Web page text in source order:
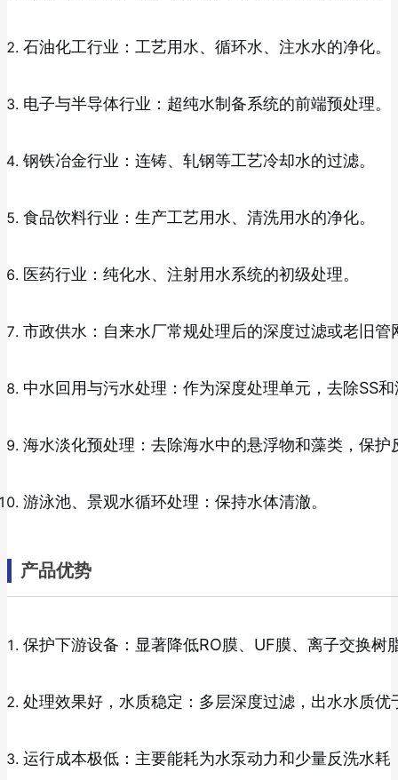
石油化工行业：工艺用水、循环水、注水水的净化。
电子与半导体行业：超纯水制备系统的前端预处理。
钢铁冶金行业：连铸、轧钢等工艺冷却水的过滤。
食品饮料行业：生产工艺用水、清洗用水的净化。
医药行业：纯化水、注射用水系统的初级处理。
市政供水：自来水厂常规处理后的深度过滤或老旧管
中水回用与污水处理：作为深度处理单元，去除SS
海水淡化预处理：去除海水中的悬浮物和藻类，保护
游泳池、景观水循环处理：保持水体清澈。
产品优势
保护下游设备：显著降低RO膜、UF膜、离子交换
处理效果好，水质稳定：多层深度过滤，出水水质
运行成本极低：主要能耗为水泵动力和少量反洗水